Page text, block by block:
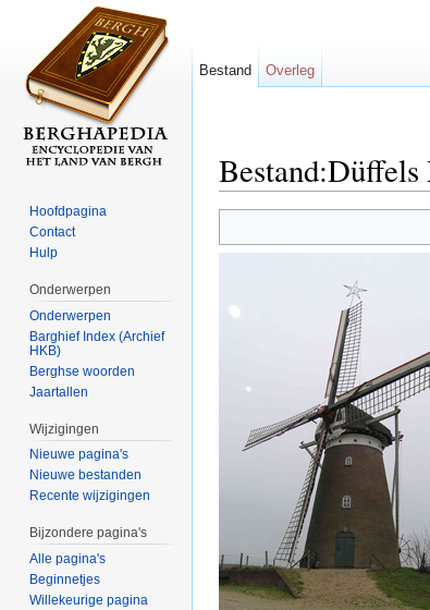
Bestand Overleg
Hoofdpagina
Contact
Hulp
Onderwerpen
Onderwerpen
Barghief Index (Archief
HKB)
Berghse woorden
Jaartallen
Wijzigingen
Nieuwe pagina's
Nieuwe bestanden
Recente wijzigingen
Bijzondere pagina's
Alle pagina's
Beginnetjes
Willekeurige pagina